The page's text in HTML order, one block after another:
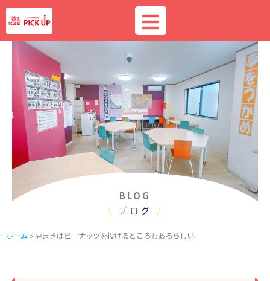
内
容
を
BLOG
\
ブ ログ /
ホーム » 豆まきはピーナッツを投げるところもあるらしい